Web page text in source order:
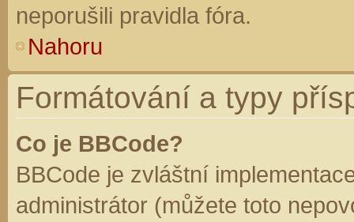
neporušili pravidla fóra.
Nahoru
Formátování a typy
Co je BBCode?
BBCode je zvláštní
administrátor (můžete toto